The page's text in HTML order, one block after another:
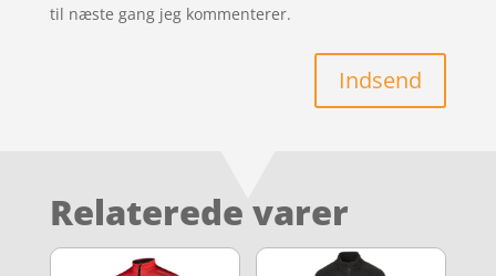
til næste gang jeg kommenterer.
Indsend
Relaterede varer